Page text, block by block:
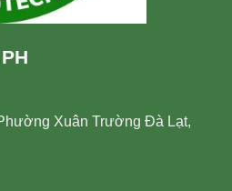
Xuân Trường Đà Lạt,